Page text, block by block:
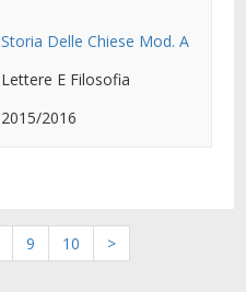
Storia Delle Chiese Mod. A
Lettere E Filosofia
2015/2016
9 10
>